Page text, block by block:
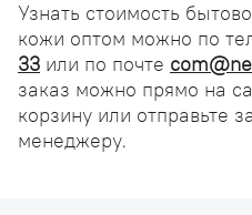
Узнать стоимость
кожи оптом можно по
33 или по почте
заказ можно прямо на
корзину или отправьте
менеджеру.